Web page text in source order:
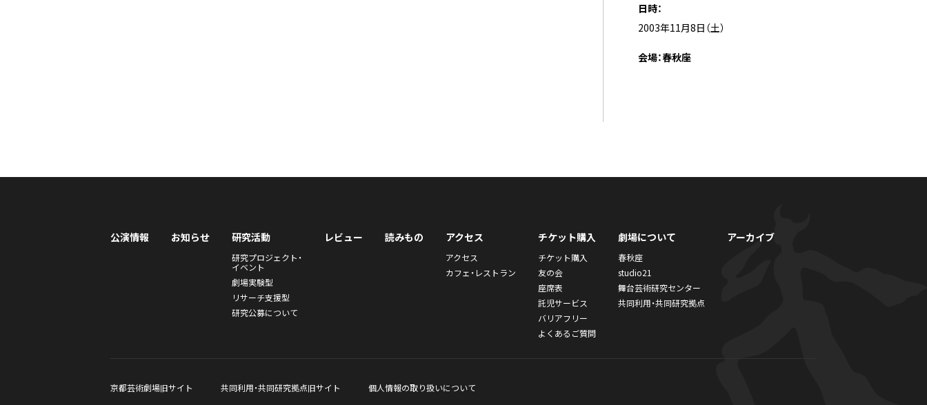
日時：
2003年11月8日（土）
会場：春秋座
公演情報 お知らせ 研究活動
研究プロジェクト・
イベント
劇場実験型
リサーチ支援型
研究公募について
レビュー 読みもの アクセス
アクセス
カフェ・レストラン
チケット購入
チケット購入
友の会
座席表
託児サービス
バリアフリー
よくあるご質問
劇場について
春秋座
studio21
舞台芸術研究センター
共同利用・共同研究拠点
アーカイブ
京都芸術劇場旧サイト 共同利用・共同研究拠点旧サイト 個人情報の取り扱いについて